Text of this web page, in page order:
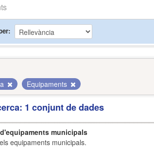
Equipaments
1 conjunt de dades
municipals
equipaments municipals.